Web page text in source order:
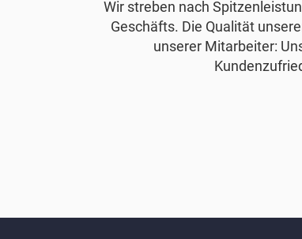
Wir streben nach
Geschäfts. Die Qualität
unserer Mitarbeiter: